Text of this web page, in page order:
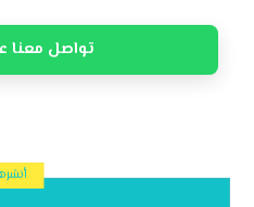
تواصل معنا